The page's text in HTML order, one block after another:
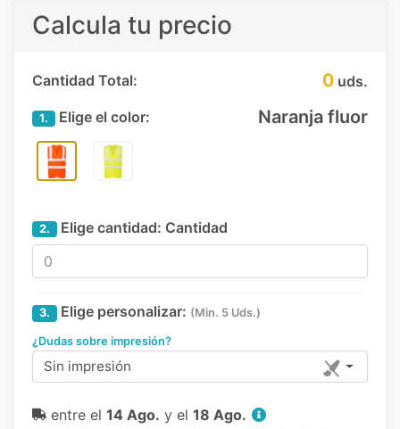
Calcula tu precio
Cantidad Total: 0 uds.
1. Elige el color: Naranja fluor
2. Elige cantidad: Cantidad
3. Elige personalizar: (Min. 5 Uds.)
¿Dudas sobre impresión?
Sin impresión
entre el 14 Ago. y el 18 Ago.